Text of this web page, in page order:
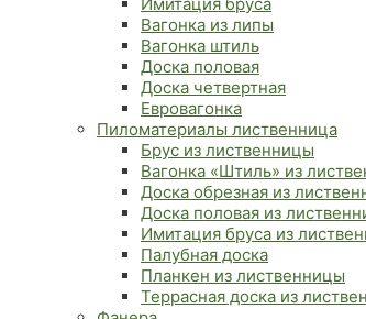
Вагонка из липы
Вагонка штиль
Доска половая
Доска четвертная
Евровагонка
Пиломатериалы лиственница
Брус из лиственницы
Вагонка «Штиль» из
Доска обрезная из
Доска половая из
Имитация бруса из
Палубная доска
Планкен из лиственницы
Террасная доска из